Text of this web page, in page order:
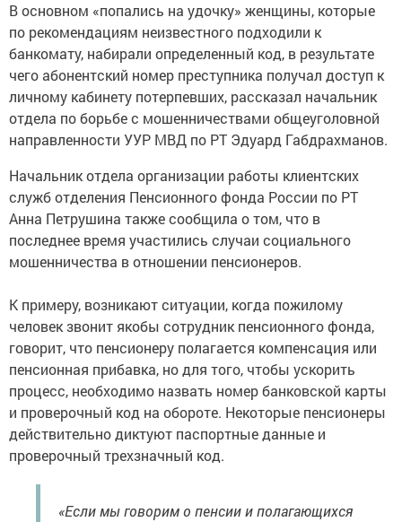
В основном «попались на удочку» женщины, которые
по рекомендациям неизвестного подходили к
банкомату, набирали определенный код, в результате
чего абонентский номер преступника получал доступ к
личному кабинету потерпевших, рассказал начальник
отдела по борьбе с мошенничествами общеуголовной
направленности УУР МВД по РТ Эдуард Габдрахманов.
Начальник отдела организации работы клиентских
служб отделения Пенсионного фонда России по РТ
Анна Петрушина также сообщила о том, что в
последнее время участились случаи социального
мошенничества в отношении пенсионеров.
К примеру, возникают ситуации, когда пожилому
человек звонит якобы сотрудник пенсионного фонда,
говорит, что пенсионеру полагается компенсация или
пенсионная прибавка, но для того, чтобы ускорить
процесс, необходимо назвать номер банковской карты
и проверочный код на обороте. Некоторые пенсионеры
действительно диктуют паспортные данные и
проверочный трехзначный код.
«Если мы говорим о пенсии и полагающихся